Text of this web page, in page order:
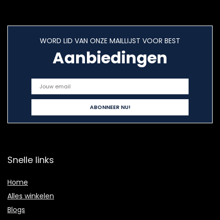
WORD LID VAN ONZE MAILLIJST VOOR BEST
Aanbiedingen
Snelle links
Home
Alles winkelen
Blogs